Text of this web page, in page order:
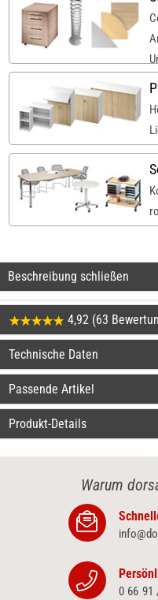
Beschreibung schließen
4,92 (63
Technische Daten
Passende Artikel
Produkt-Details
Warum
0 66 91